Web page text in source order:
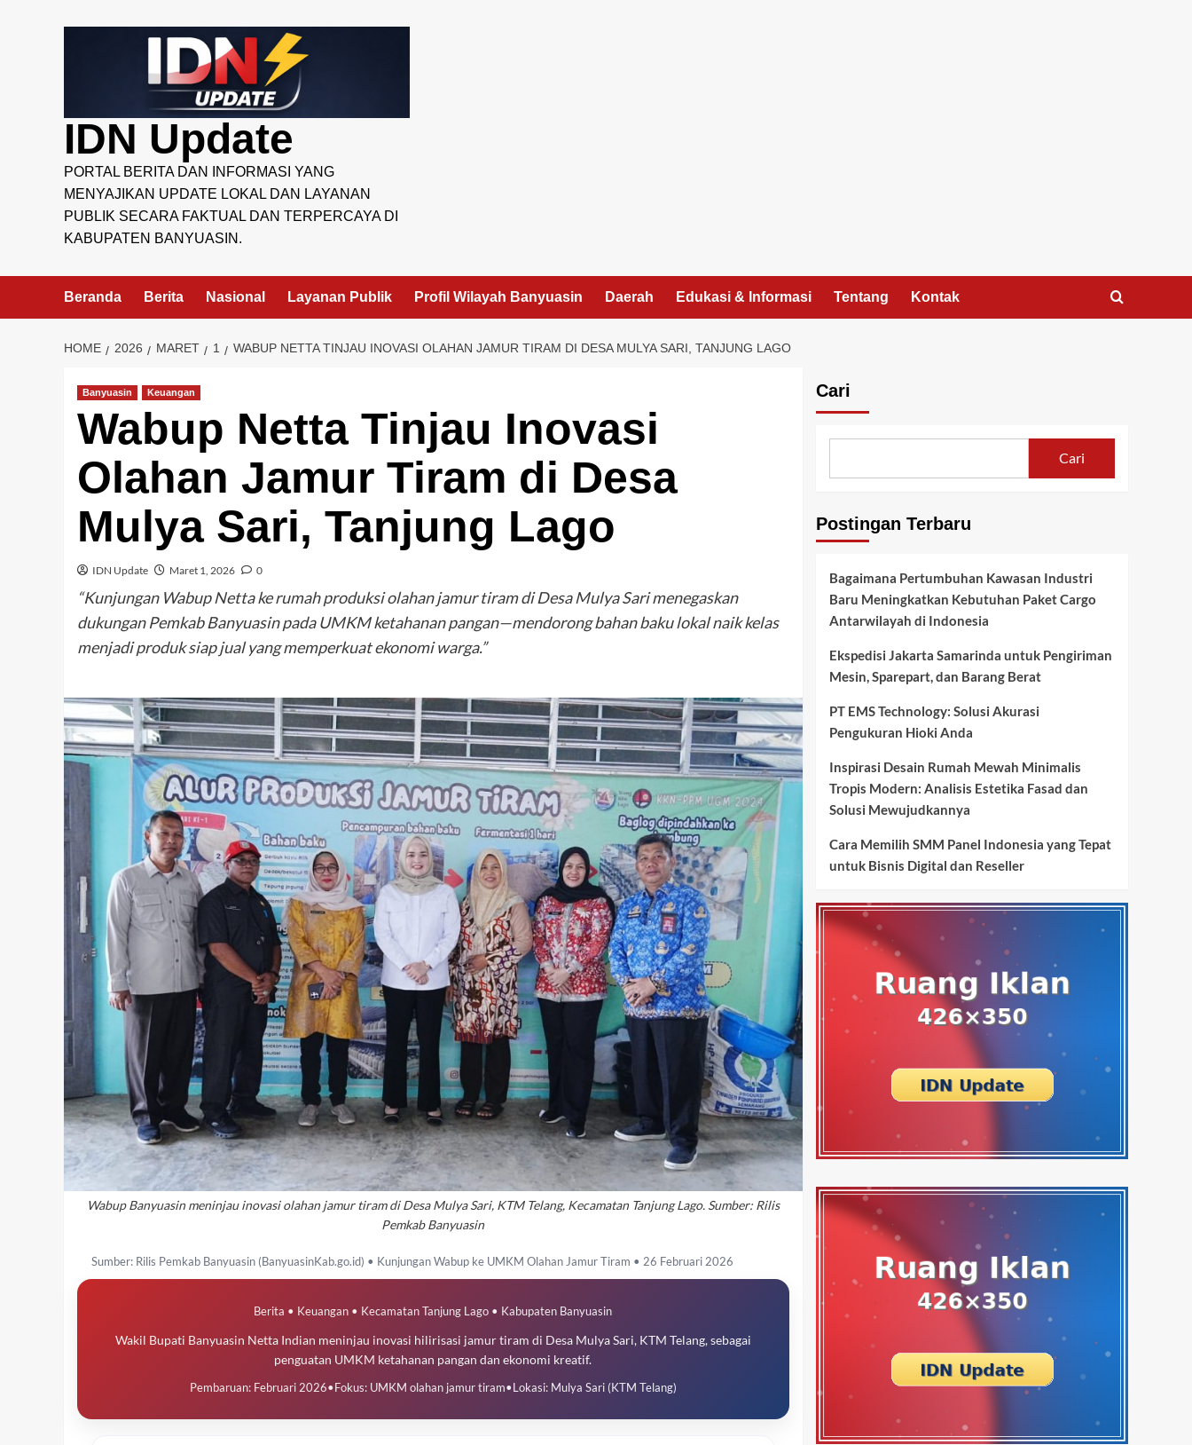
IDN Update
PORTAL BERITA DAN INFORMASI YANG
MENYAJIKAN UPDATE LOKAL DAN LAYANAN
PUBLIK SECARA FAKTUAL DAN TERPERCAYA DI
KABUPATEN BANYUASIN.
Beranda Berita Nasional Layanan Publik Profil Wilayah Banyuasin Daerah Edukasi & Informasi Tentang Kontak
HOME 2026 MARET 1 WABUP NETTA TINJAU INOVASI OLAHAN JAMUR TIRAM DI DESA MULYA SARI, TANJUNG LAGO
Banyuasin Keuangan
Wabup Netta Tinjau Inovasi
Olahan Jamur Tiram di Desa
Mulya Sari, Tanjung Lago
IDN Update Maret 1, 2026 0
“Kunjungan Wabup Netta ke rumah produksi olahan jamur tiram di Desa Mulya Sari menegaskan
dukungan Pemkab Banyuasin pada UMKM ketahanan pangan—mendorong bahan baku lokal naik kelas
menjadi produk siap jual yang memperkuat ekonomi warga.”
Wabup Banyuasin meninjau inovasi olahan jamur tiram di Desa Mulya Sari, KTM Telang, Kecamatan Tanjung Lago. Sumber: Rilis
Pemkab Banyuasin
Sumber: Rilis Pemkab Banyuasin (BanyuasinKab.go.id) • Kunjungan Wabup ke UMKM Olahan Jamur Tiram • 26 Februari 2026
Berita • Keuangan • Kecamatan Tanjung Lago • Kabupaten Banyuasin
Wakil Bupati Banyuasin Netta Indian meninjau inovasi hilirisasi jamur tiram di Desa Mulya Sari, KTM Telang, sebagai
penguatan UMKM ketahanan pangan dan ekonomi kreatif.
Pembaruan: Februari 2026•Fokus: UMKM olahan jamur tiram•Lokasi: Mulya Sari (KTM Telang)
Cari
Cari
Postingan Terbaru
Bagaimana Pertumbuhan Kawasan Industri
Baru Meningkatkan Kebutuhan Paket Cargo
Antarwilayah di Indonesia
Ekspedisi Jakarta Samarinda untuk Pengiriman
Mesin, Sparepart, dan Barang Berat
PT EMS Technology: Solusi Akurasi
Pengukuran Hioki Anda
Inspirasi Desain Rumah Mewah Minimalis
Tropis Modern: Analisis Estetika Fasad dan
Solusi Mewujudkannya
Cara Memilih SMM Panel Indonesia yang Tepat
untuk Bisnis Digital dan Reseller